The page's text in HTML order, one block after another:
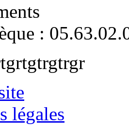
:
légales